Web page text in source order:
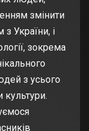
змінити
України, і
зокрема
з усього
культури.